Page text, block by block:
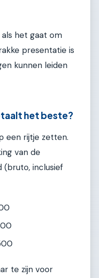
als het gaat om
presentatie is
kunnen leiden
het beste?
een rijtje zetten.
van de
(bruto, inclusief
te zijn voor